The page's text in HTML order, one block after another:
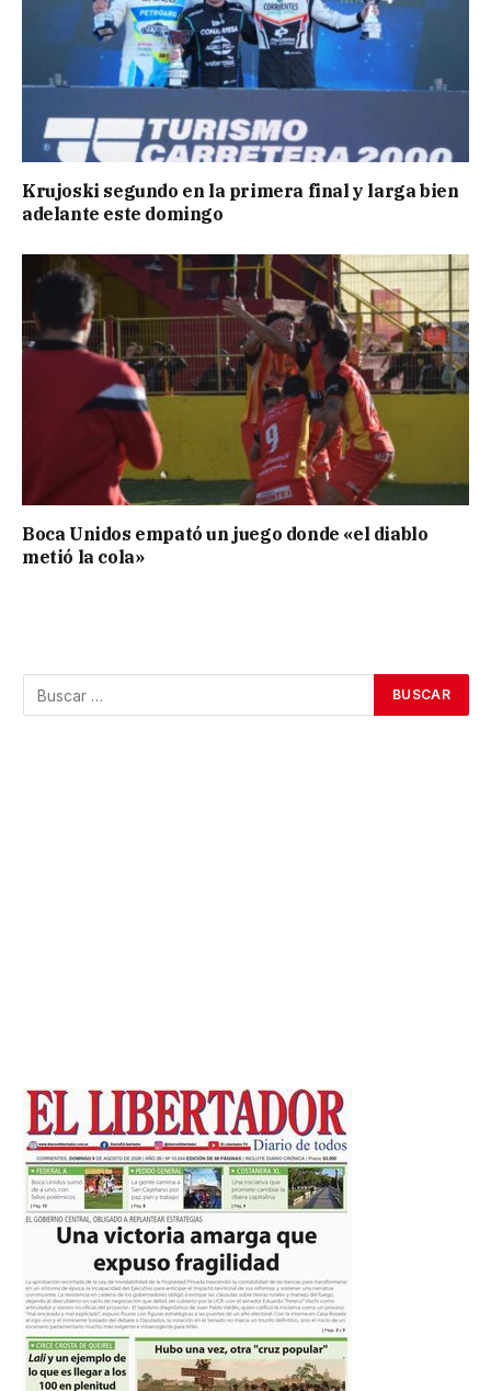
Krujoski segundo en la primera final y larga bien
adelante este domingo
Boca Unidos empató un juego donde «el diablo
metió la cola»